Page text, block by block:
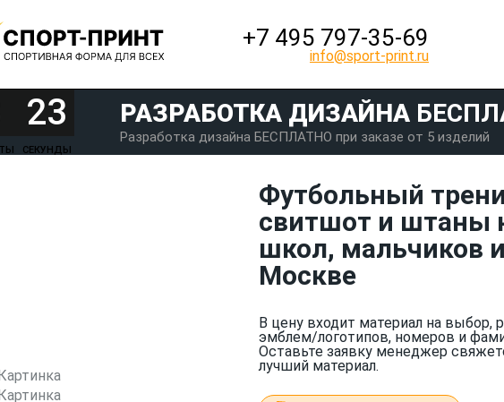
+7 495 797‑35-69
info@sport-print.ru
23
СЕКУНДЫ
РАЗРАБОТКА ДИЗАЙНА
Разработка дизайна БЕСПЛАТНО при заказе от 5 изделий
Футбольный
свитшот и штаны
школ, мальчиков
Москве
В цену входит материал на выбор,
эмблем/логотипов, номеров и
Оставьте заявку менеджер
лучший материал.